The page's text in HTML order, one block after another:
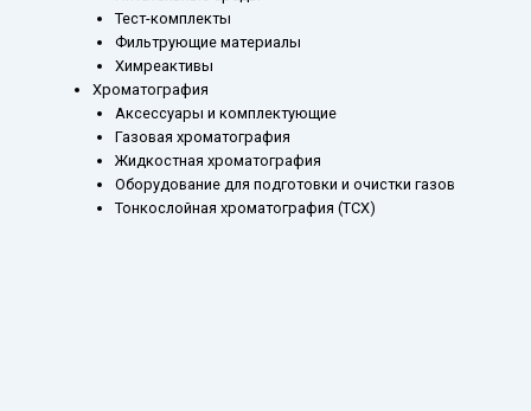
Тест-комплекты
Фильтрующие материалы
Химреактивы
Хроматография
Аксессуары и комплектующие
Газовая хроматография
Жидкостная хроматография
Оборудование для подготовки и очистки газов
Тонкослойная хроматография (ТСХ)